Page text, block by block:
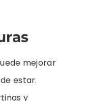
mejorar
estar.
y